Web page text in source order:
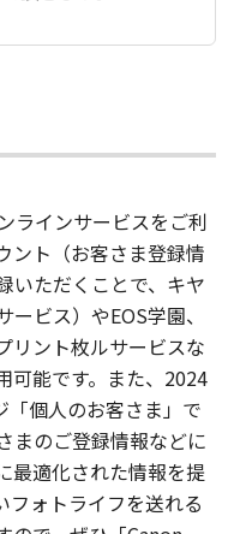
ラインサービスをご利
ント（お客さま登録情
いただくことで、キヤ
ビス）やEOS学園、
リント枚ルサービスな
可能です。また、2024
「個人のお客さま」で
まのご登録情報などに
最適化された情報を提
フォトライフを送れる